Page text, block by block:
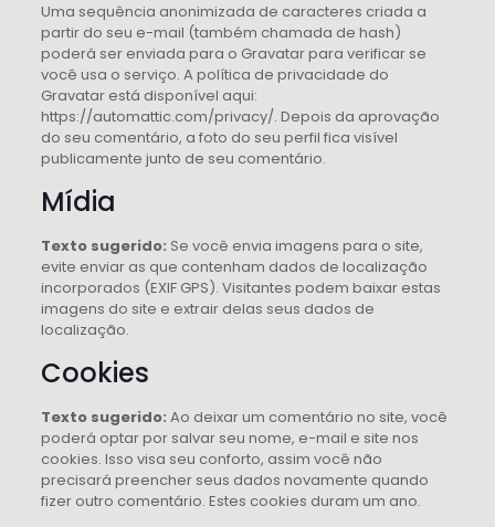
Uma sequência anonimizada de caracteres criada a
partir do seu e-mail (também chamada de hash)
poderá ser enviada para o Gravatar para verificar se
você usa o serviço. A política de privacidade do
Gravatar está disponível aqui:
https://automattic.com/privacy/. Depois da aprovação
do seu comentário, a foto do seu perfil fica visível
publicamente junto de seu comentário.
Mídia
Texto sugerido: Se você envia imagens para o site,
evite enviar as que contenham dados de localização
incorporados (EXIF GPS). Visitantes podem baixar estas
imagens do site e extrair delas seus dados de
localização.
Cookies
Texto sugerido: Ao deixar um comentário no site, você
poderá optar por salvar seu nome, e-mail e site nos
cookies. Isso visa seu conforto, assim você não
precisará preencher seus dados novamente quando
fizer outro comentário. Estes cookies duram um ano.